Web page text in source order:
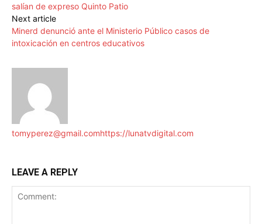
salían de expreso Quinto Patio
Next article
Minerd denunció ante el Ministerio Público casos de
intoxicación en centros educativos
tomyperez@gmail.comhttps://lunatvdigital.com
LEAVE A REPLY